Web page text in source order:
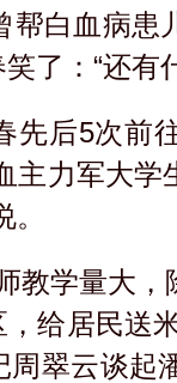
帮白血病患
了：“还有
先后5次前
主力军大
教学量大
给居民送
周翠云谈起